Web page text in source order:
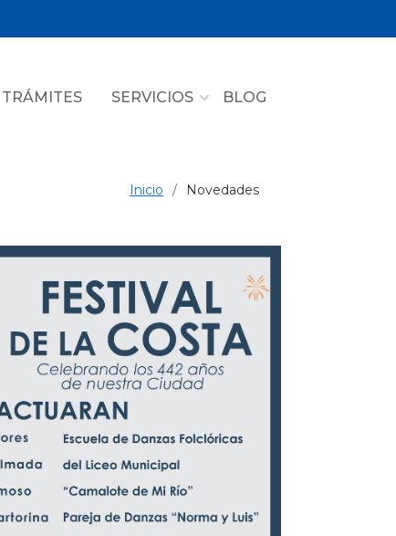
TRÁMITES SERVICIOS BLOG
Inicio Novedades